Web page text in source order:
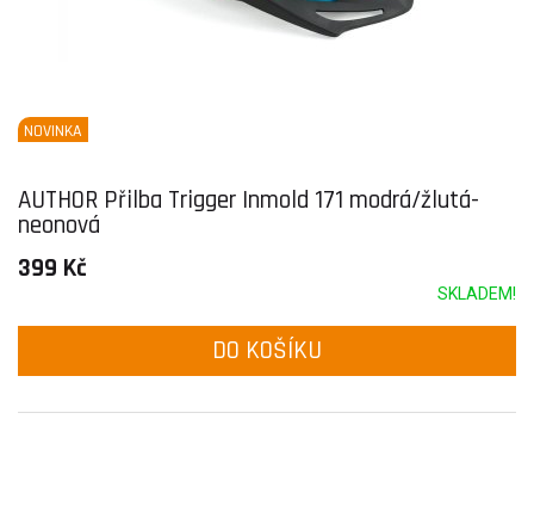
NOVINKA
AUTHOR Přilba Trigger Inmold 171 modrá/žlutá-
neonová
399 Kč
SKLADEM!
DO KOŠÍKU